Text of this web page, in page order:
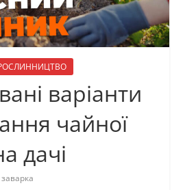
варіанти
чайної
дачі